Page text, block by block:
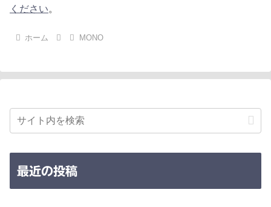
ください。
ホーム MONO
最近の投稿